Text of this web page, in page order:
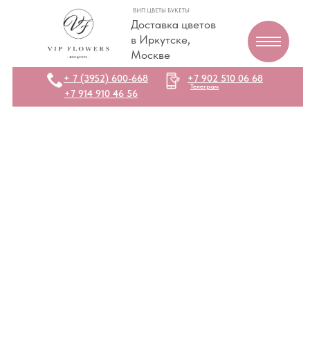
Доставка цветов
в Иркутске,
Москве
ВИП ЦВЕТЫ БУКЕТЫ
+7 914 910 46 56
+7 902 510 06 68
Телеграм
+ 7 (3952) 600-668